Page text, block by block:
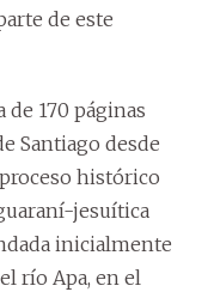
de este
de 170 páginas
Santiago desde
histórico
jesuítica
inicialmente
río Apa, en el